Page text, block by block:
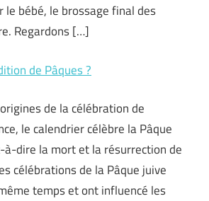
bébé, le brossage final des
Regardons […]
de Pâques ?
de la célébration de
le calendrier célèbre la Pâque
à-dire la mort et la résurrection de
célébrations de la Pâque juive
temps et ont influencé les